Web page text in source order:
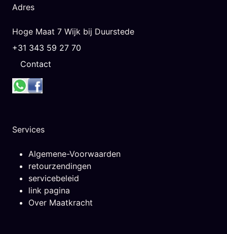
Adres
Hoge Maat 7 Wijk bij Duurstede
+31 343 59 27 70
Contact
Services
Algemene-Voorwaarden
retourzendingen
servicebeleid
link pagina
Over Maatkracht